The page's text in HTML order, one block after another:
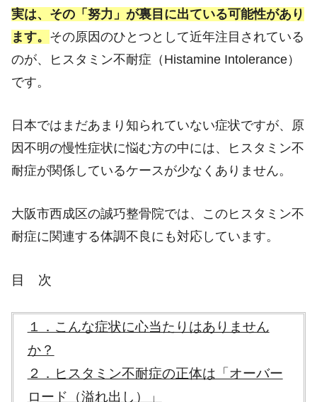
実は、その「努力」が裏目に出ている可能性があり
ます。 その原因のひとつとして近年注目されている
のが、ヒスタミン不耐症（Histamine Intolerance）
です。
日本ではまだあまり知られていない症状ですが、原
因不明の慢性症状に悩む方の中には、ヒスタミン不
耐症が関係しているケースが少なくありません。
大阪市西成区の誠巧整骨院では、このヒスタミン不
耐症に関連する体調不良にも対応しています。
目 次
１．こんな症状に心当たりはありません
か？
２．ヒスタミン不耐症の正体は「オーバー
ロード（溢れ出し）」